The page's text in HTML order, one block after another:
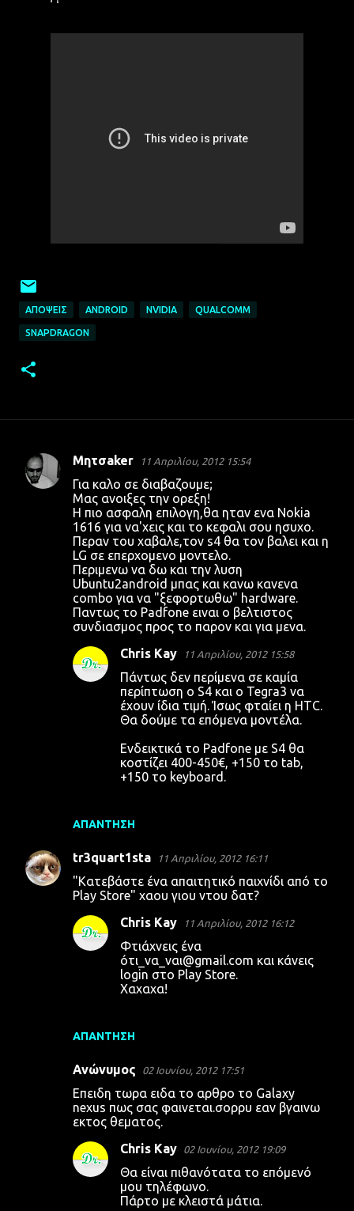
ΑΠΌΨΕΙΣ ANDROID NVIDIA QUALCOMM
SNAPDRAGON
Σ
Μητσaker 11 Απριλίου, 2012 15:54
Για καλο σε διαβαζουμε;
Μας ανοιξες την ορεξη!
Η πιο ασφαλη επιλογη,θα ηταν ενα Nokia
1616 για να'χεις και το κεφαλι σου ησυχο.
Περαν του χαβαλε,τον s4 θα τον βαλει και η
LG σε επερχομενο μοντελο.
Περιμενω να δω και την λυση
Ubuntu2android μπας και κανω κανενα
combo για να "ξεφορτωθω" hardware.
Παντως το Padfone ειναι ο βελτιστος
συνδιασμος προς το παρον και για μενα.
ΑΠΆΝΤΗΣΗ
Chris Kay 11 Απριλίου, 2012 15:58
Πάντως δεν περίμενα σε καμία
περίπτωση ο S4 και ο Tegra3 να
έχουν ίδια τιμή. Ίσως φταίει η HTC.
Θα δούμε τα επόμενα μοντέλα.
Ενδεικτικά το Padfone με S4 θα
κοστίζει 400-450€, +150 το tab,
+150 το keyboard.
tr3quart1sta 11 Απριλίου, 2012 16:11
"Κατεβάστε ένα απαιτητικό παιχνίδι από το
Play Store" χαου γιου ντου δατ?
ΑΠΆΝΤΗΣΗ
Chris Kay 11 Απριλίου, 2012 16:12
Φτιάχνεις ένα
ότι_να_ναι@gmail.com και κάνεις
login στο Play Store.
Χαχαχα!
Ανώνυμος 02 Ιουνίου, 2012 17:51
Επειδη τωρα ειδα το αρθρο το Galaxy
nexus πως σας φαινεται.σορρυ εαν βγαινω
εκτος θεματος.
Chris Kay 02 Ιουνίου, 2012 19:09
Θα είναι πιθανότατα το επόμενό
μου τηλέφωνο.
Πάρτο με κλειστά μάτια.